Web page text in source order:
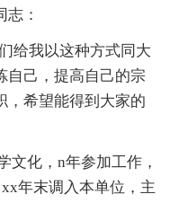
：
给我以这种方式同大
自己，提高自己的宗
，希望能得到大家的
文化，n年参加工作，
年末调入本单位，主